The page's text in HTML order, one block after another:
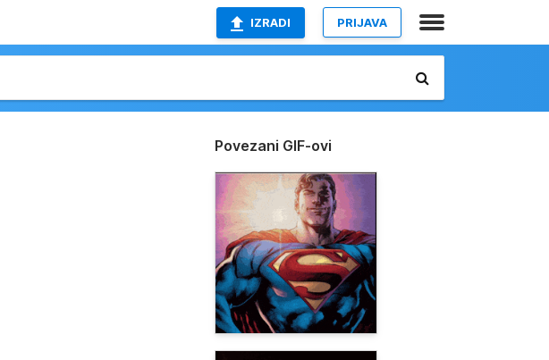
IZRADI PRIJAVA
Povezani GIF-ovi